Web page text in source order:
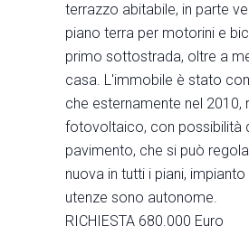
terrazzo abitabile, in parte
piano terra per motorini e
primo sottostrada, oltre a
casa. L'immobile è stato
che esternamente nel
fotovoltaico, con possibilità
pavimento, che si può
nuova in tutti i piani,
utenze sono autonome.
RICHIESTA 680.000 Euro